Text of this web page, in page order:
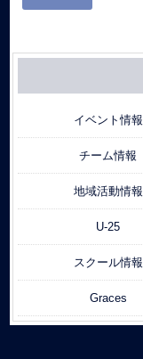
イベント情報
チーム情報
地域活動情報
U-25
スクール情報
Graces